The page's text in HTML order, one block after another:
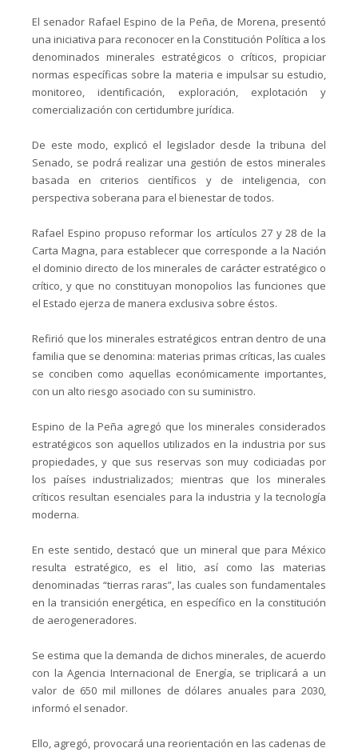
El senador Rafael Espino de la Peña, de Morena, presentó
una iniciativa para reconocer en la Constitución Política a los
denominados minerales estratégicos o críticos, propiciar
normas específicas sobre la materia e impulsar su estudio,
monitoreo, identificación, exploración, explotación y
comercialización con certidumbre jurídica.
De este modo, explicó el legislador desde la tribuna del
Senado, se podrá realizar una gestión de estos minerales
basada en criterios científicos y de inteligencia, con
perspectiva soberana para el bienestar de todos.
Rafael Espino propuso reformar los artículos 27 y 28 de la
Carta Magna, para establecer que corresponde a la Nación
el dominio directo de los minerales de carácter estratégico o
crítico, y que no constituyan monopolios las funciones que
el Estado ejerza de manera exclusiva sobre éstos.
Refirió que los minerales estratégicos entran dentro de una
familia que se denomina: materias primas críticas, las cuales
se conciben como aquellas económicamente importantes,
con un alto riesgo asociado con su suministro.
Espino de la Peña agregó que los minerales considerados
estratégicos son aquellos utilizados en la industria por sus
propiedades, y que sus reservas son muy codiciadas por
los países industrializados; mientras que los minerales
críticos resultan esenciales para la industria y la tecnología
moderna.
En este sentido, destacó que un mineral que para México
resulta estratégico, es el litio, así como las materias
denominadas “tierras raras”, las cuales son fundamentales
en la transición energética, en específico en la constitución
de aerogeneradores.
Se estima que la demanda de dichos minerales, de acuerdo
con la Agencia Internacional de Energía, se triplicará a un
valor de 650 mil millones de dólares anuales para 2030,
informó el senador.
Ello, agregó, provocará una reorientación en las cadenas de